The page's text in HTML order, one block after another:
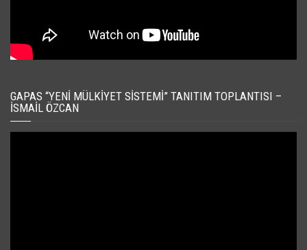
GAPAS “YENI MÜLKIYET SISTEMI” TANITIM TOPLANTISI –
İSMAIL ÖZCAN